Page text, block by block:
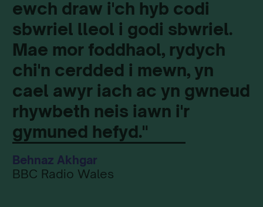
ewch draw i'ch hyb codi
sbwriel lleol i godi sbwriel.
Mae mor foddhaol, rydych
chi'n cerdded i mewn, yn
cael awyr iach ac yn gwneud
rhywbeth neis iawn i'r
gymuned hefyd."
Behnaz Akhgar
BBC Radio Wales